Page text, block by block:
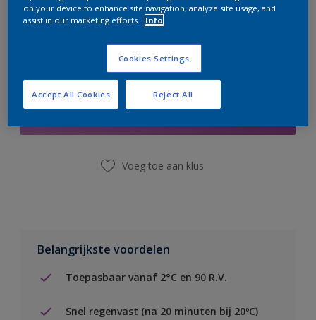
Boodschappenlijst
Voeg toe aan klus
Belangrijkste voordelen
Toepasbaar vanaf 2°C en 90 R.V.
Snel regenvast (na 20 minuten bij 20ºC)
on your device to enhance site navigation, analyze site usage, and
assist in our marketing efforts.
Info
Cookies Settings
Reject All
Accept All Cookies